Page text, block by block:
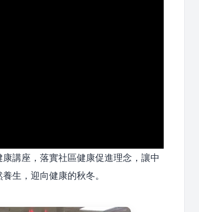
講座，落實社區健康促進理念，讓中
生，迎向健康的秋冬。